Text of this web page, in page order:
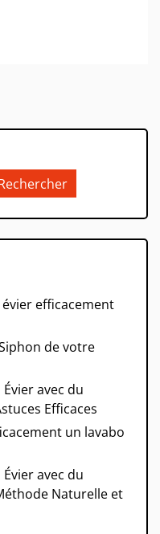
efficacement
de votre
avec du
Efficaces
un lavabo
avec du
Naturelle et